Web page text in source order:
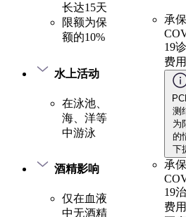
长达15天
限额为保
额的10%
水上活动
在泳池、
海、洋等
中游泳
酒精影响
仅在血液
中无酒精
承保
19
费用
测
为
的
下
承保
19
费用